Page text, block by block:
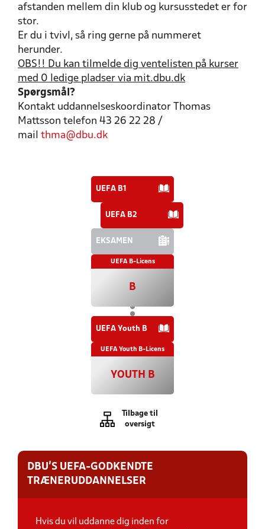
UEFA B1
UEFA B2
EKSAMEN
UEFA B-Licens
B
UEFA Youth B
UEFA Youth B-Licens
YOUTH B
Tilbage til
oversigt
afstanden mellem din klub og kursusstedet er for
stor.
Er du i tvivl, så ring gerne på nummeret
herunder.
OBS!! Du kan tilmelde dig ventelisten på kurser
med 0 ledige pladser via mit.dbu.dk
Spørgsmål?
Kontakt uddannelseskoordinator Thomas
Mattsson telefon 43 26 22 28 /
mail thma@dbu.dk
DBU'S UEFA-GODKENDTE
TRÆNERUDDANNELSER
Hvis du vil uddanne dig inden for